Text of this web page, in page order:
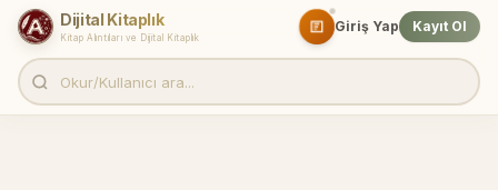
Dijital Kitaplık
Kitap Alıntıları ve Dijital Kitaplık
Giriş Yap Kayıt Ol